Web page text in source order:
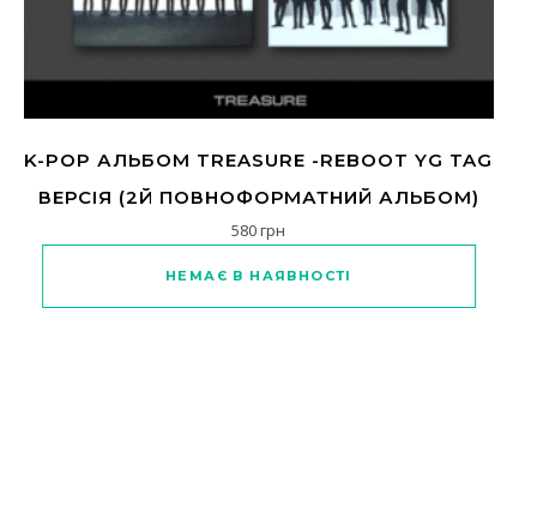
K-POP АЛЬБОМ TREASURE -REBOOT YG TAG
ВЕРСІЯ (2Й ПОВНОФОРМАТНИЙ АЛЬБОМ)
580грн
НЕМАЄ В НАЯВНОСТІ